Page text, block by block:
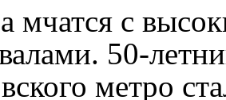
мчатся с
50-
метро